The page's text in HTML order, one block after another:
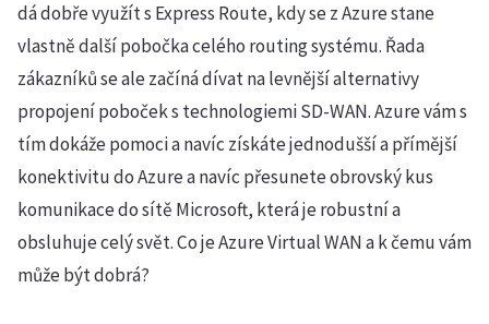
dá dobře využít s Express Route, kdy se z Azure stane
vlastně další pobočka celého routing systému. Řada
zákazníků se ale začíná dívat na levnější alternativy
propojení poboček s technologiemi SD-WAN. Azure vám s
tím dokáže pomoci a navíc získáte jednodušší a přímější
konektivitu do Azure a navíc přesunete obrovský kus
komunikace do sítě Microsoft, která je robustní a
obsluhuje celý svět. Co je Azure Virtual WAN a k čemu vám
může být dobrá?